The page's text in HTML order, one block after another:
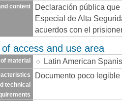
content
Declaración pública
Especial de Alta
acuerdos con el
access and use area
material Latin American
technical
Documento poco legible